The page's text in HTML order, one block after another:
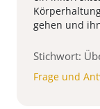
gehen und
Stichwort:
Frage und